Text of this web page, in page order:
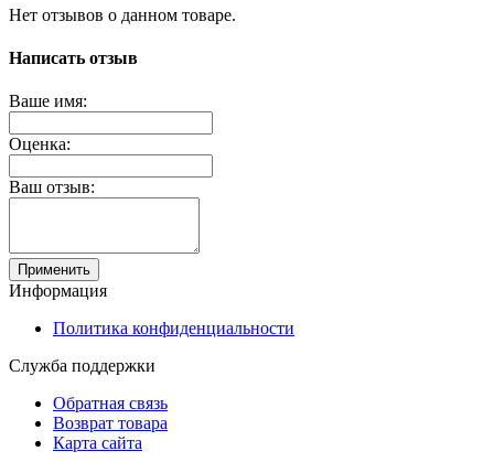
Нет отзывов о данном товаре.
Написать отзыв
Ваше имя:
Оценка:
Ваш отзыв:
Применить
Информация
Политика конфиденциальности
Служба поддержки
Обратная связь
Возврат товара
Карта сайта